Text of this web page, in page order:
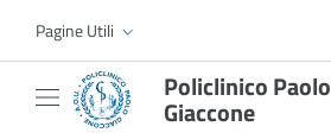
Skip to Main Content
Pagine Utili
Policlinico Paolo
Giaccone